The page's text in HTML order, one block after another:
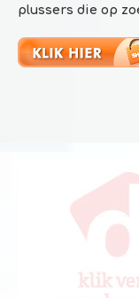
plussers die op